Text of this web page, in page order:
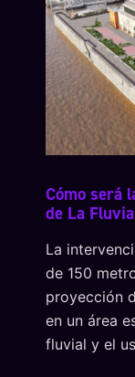
Cómo será
de La
La
de 150
proyección
en un área
fluvial y el